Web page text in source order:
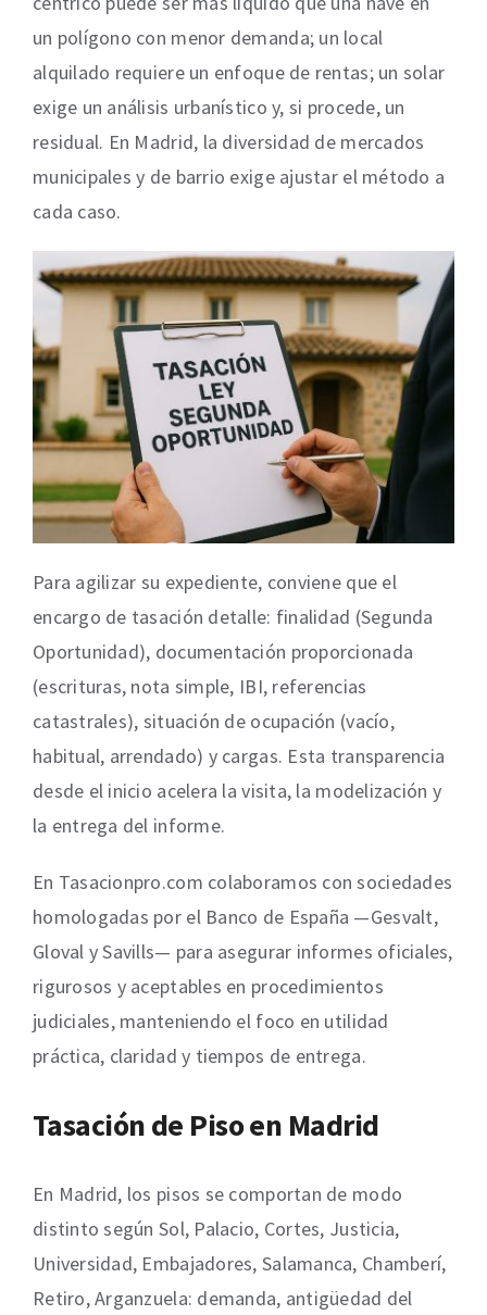
un polígono con menor demanda; un local
alquilado requiere un enfoque de rentas; un solar
exige un análisis urbanístico y, si procede, un
residual. En Madrid, la diversidad de mercados
municipales y de barrio exige ajustar el método a
cada caso.
Para agilizar su expediente, conviene que el
encargo de tasación detalle: finalidad (Segunda
Oportunidad), documentación proporcionada
(escrituras, nota simple, IBI, referencias
catastrales), situación de ocupación (vacío,
habitual, arrendado) y cargas. Esta transparencia
desde el inicio acelera la visita, la modelización y
la entrega del informe.
En Tasacionpro.com colaboramos con sociedades
homologadas por el Banco de España —Gesvalt,
Gloval y Savills— para asegurar informes oficiales,
rigurosos y aceptables en procedimientos
judiciales, manteniendo el foco en utilidad
práctica, claridad y tiempos de entrega.
Tasación de Piso en Madrid
En Madrid, los pisos se comportan de modo
distinto según Sol, Palacio, Cortes, Justicia,
Universidad, Embajadores, Salamanca, Chamberí,
Retiro, Arganzuela: demanda, antigüedad del